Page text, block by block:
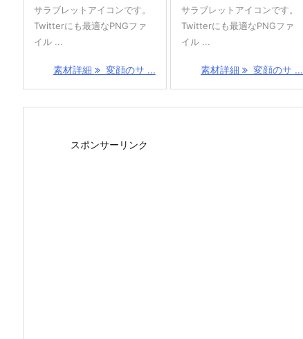
サラブレットアイコンです。
Twitterにも最適なPNGファ
イル ...
素材詳細 変顔のサ ...
サラブレットアイコンです。
Twitterにも最適なPNGファ
イル ...
素材詳細 変顔のサ ...
スポンサーリンク